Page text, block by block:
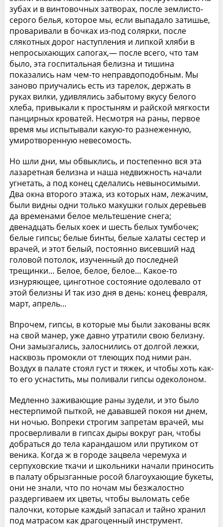
зубах и в винтовочных затворах, после землисто-
серого белья, которое мы, если выпадало затишье,
проваривали в бочках из-под солярки, после
слякотных дорог наступления и липкой хляби в
непросыхающих сапогах,— после всего, что там
было, эта госпитальная белизна и тишина
показались нам чем-то неправдоподобным. Мы
заново приучались есть из тарелок, держать в
руках вилки, удивлялись забытому вкусу белого
хлеба, привыкали к простыням и райской мягкости
панцирных кроватей. Несмотря на раны, первое
время мы испытывали какую-то разнеженную,
умиротворенную невесомость.
Но шли дни, мы обвыклись, и постепенно вся эта
лазаретная белизна и наша недвижность начали
угнетать, а под конец сделались невыносимыми.
Два окна второго этажа, из которых нам, лежачим,
были видны одни только макушки голых деревьев
да временами белое мельтешение снега;
двенадцать белых коек и шесть белых тумбочек;
белые гипсы; белые бинты, белые халаты сестер и
врачей, и этот белый, постоянно висевший над
головой потолок, изученный до последней
трещинки… Белое, белое, белое… Какое-то
изнуряющее, цинготное состояние одолевало от
этой белизны И так изо дня в день: конец февраля,
март, апрель…
Впрочем, гипсы, в которые мы были закованы всяк
на свой манер, уже давно утратили свою белизну.
Они замызгались, залоснились от долгой лежки,
насквозь промокли от тлеющих под ними ран.
Воздух в палате стоял густ и тяжек, и чтобы хоть как-
то его уснастить, мы поливали гипсы одеколоном.
Медленно заживающие раны зудели, и это было
нестерпимой пыткой, не дававшей покоя ни днем,
ни ночью. Вопреки строгим запретам врачей, мы
просверливали в гипсах дыры вокруг ран, чтобы
добраться до тела карандашом или прутиком от
веника. Когда ж в городе зацвела черемуха и
серпуховские ткачи и школьники начали приносить
в палату обрызганные росой благоухающие букеты,
они не знали, что по ночам мы безжалостно
раздергиваем их цветы, чтобы выломать себе
палочки, которые каждый запасал и тайно хранил
под матрасом как драгоценный инструмент.